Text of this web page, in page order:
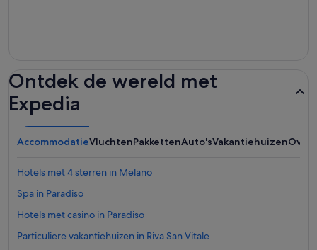
Ontdek de wereld met
Expedia
AccommodatieVluchtenPakkettenAuto'sVakantiehuizen
Hotels met 4 sterren in Melano
Spa in Paradiso
Hotels met casino in Paradiso
Particuliere vakantiehuizen in Riva San Vitale